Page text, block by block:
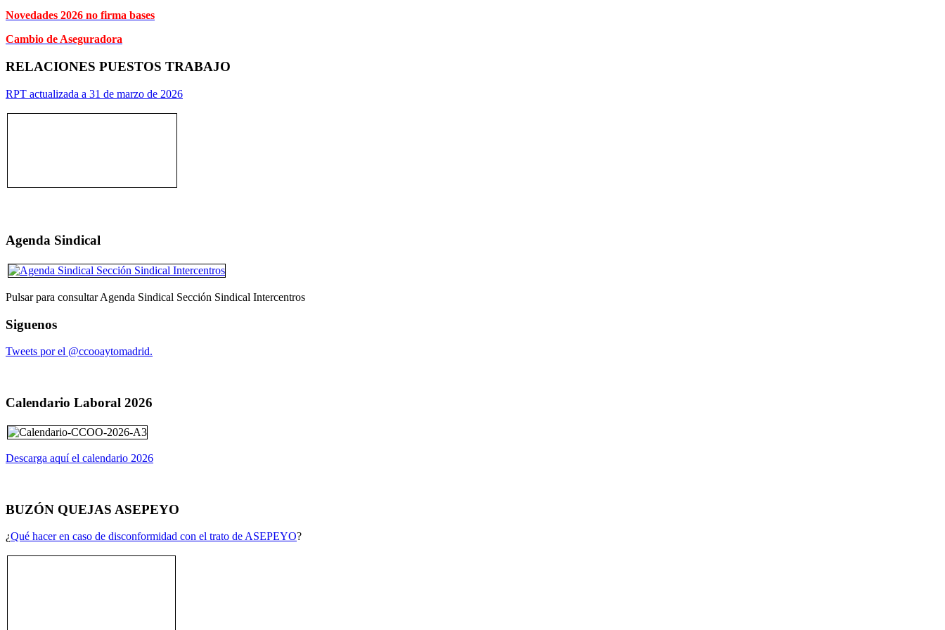
Novedades 2026 no firma bases
Cambio de Aseguradora
RELACIONES PUESTOS TRABAJO
RPT actualizada a 31 de marzo de 2026
Agenda Sindical
Pulsar para consultar Agenda Sindical Sección Sindical Intercentros
Siguenos
Tweets por el @ccooaytomadrid.
Calendario Laboral 2026
Descarga aquí el calendario 2026
BUZÓN QUEJAS ASEPEYO
¿Qué hacer en caso de disconformidad con el trato de ASEPEYO?